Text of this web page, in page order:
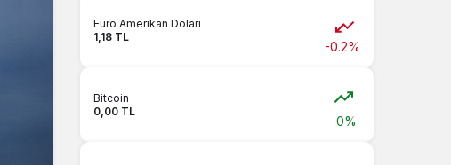
Euro Amerikan Doları
1,18 TL
-0.2%
Bitcoin
0,00 TL
0%